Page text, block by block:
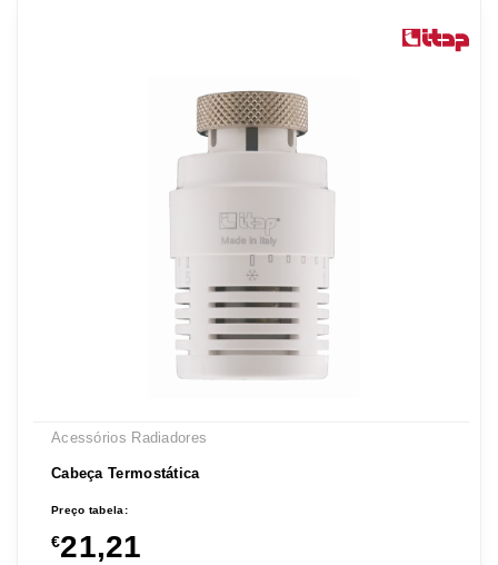
Acessórios Radiadores
Cabeça Termostática
Preço tabela:
€21,21